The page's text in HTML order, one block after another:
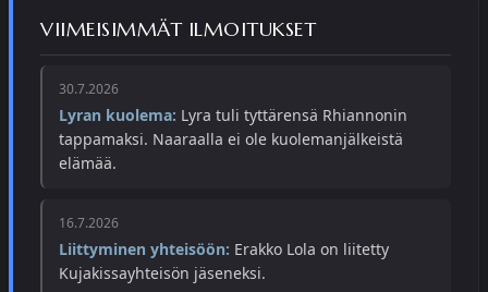
VIIMEISIMMÄT ILMOITUKSET
30.7.2026
Lyran kuolema: Lyra tuli tyttärensä Rhiannonin
tappamaksi. Naaraalla ei ole kuolemanjälkeistä
elämää.
16.7.2026
Liittyminen yhteisöön: Erakko Lola on liitetty
Kujakissayhteisön jäseneksi.